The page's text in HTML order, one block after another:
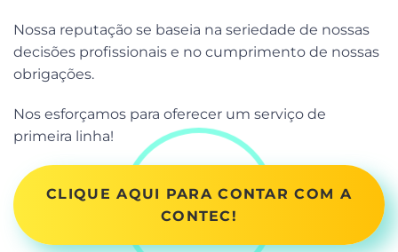
Nossa reputação se baseia na seriedade de nossas
decisões profissionais e no cumprimento de nossas
obrigações.
Nos esforçamos para oferecer um serviço de
primeira linha!
CLIQUE AQUI PARA CONTAR COM A
CONTEC!